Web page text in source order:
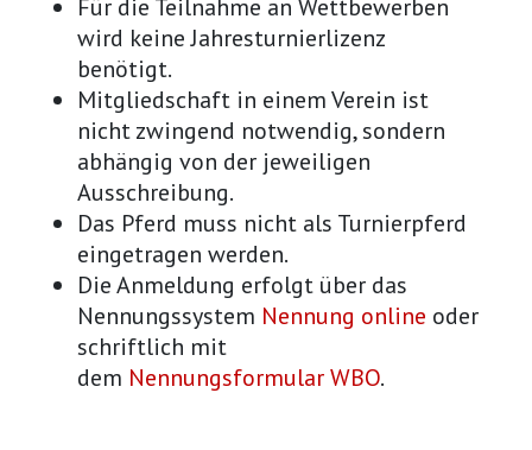
Für die Teilnahme an Wettbewerben
wird keine Jahresturnierlizenz
benötigt.
Mitgliedschaft in einem Verein ist
nicht zwingend notwendig, sondern
abhängig von der jeweiligen
Ausschreibung.
Das Pferd muss nicht als Turnierpferd
eingetragen werden.
Die Anmeldung erfolgt über das
Nennungssystem Nennung online oder
schriftlich mit
dem Nennungsformular WBO.